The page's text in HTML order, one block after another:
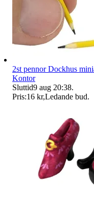
2st pennor Dockhus
Kontor
Sluttid9 aug 20:38.
Pris:16 kr,Ledande bud.